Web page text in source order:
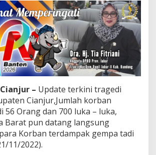
e
n
C
i
a
n
j
u
r
,
K
o
r
b
a
n
B
– Update terkini tragedi
Cianjur,Jumlah korban
56 Orang dan 700 luka – luka,
Barat pun datang langsung
Korban terdampak gempa tadi
11/2022).